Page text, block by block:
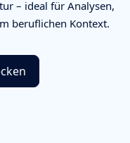
– ideal für Analysen,
beruflichen Kontext.